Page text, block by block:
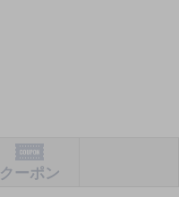
クーポン